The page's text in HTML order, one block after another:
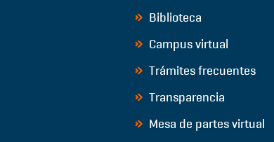
Biblioteca
Campus virtual
Trámites frecuentes
Transparencia
Mesa de partes virtual